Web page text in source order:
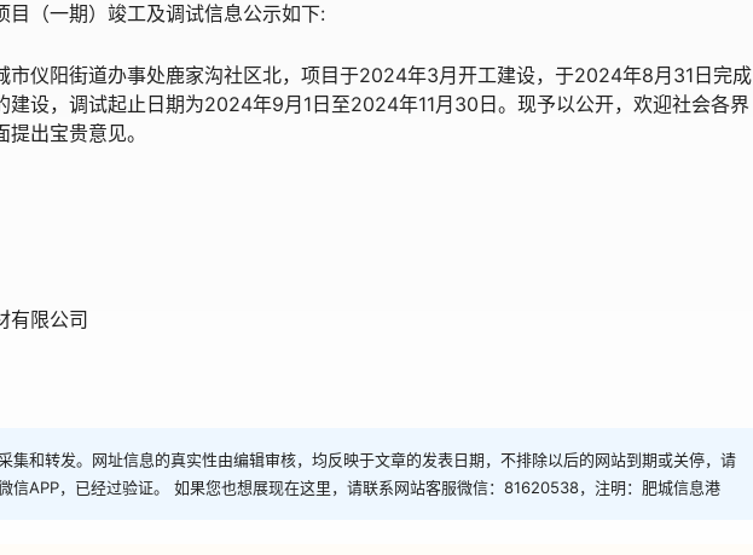
目（一期）竣工及调试信息公示如下:
市仪阳街道办事处鹿家沟社区北，项目于2024年3月开工建设，于2024年8月31日完成
建设，调试起止日期为2024年9月1日至2024年11月30日。现予以公开，欢迎社会各界
出宝贵意见。
有限公司
集和转发。网址信息的真实性由编辑审核，均反映于文章的发表日期，不排除以后的网站到期或关停，请
信APP，已经过验证。 如果您也想展现在这里，请联系网站客服微信：81620538，注明：肥城信息港